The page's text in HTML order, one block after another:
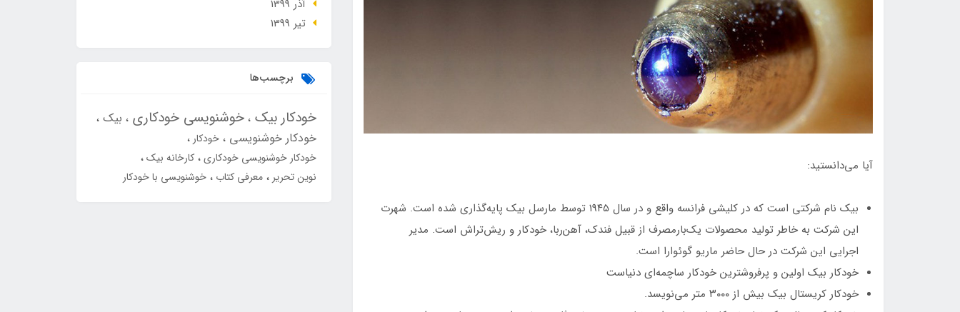
آیا می‌دانستید:
بیک نام شرکتی است که در کلیشی فرانسه واقع و در سال ۱۹۴۵ توسط مارسل بیک پایه‌گذاری شده است. شهرت
این شرکت به خاطر تولید محصولات یک‌بارمصرف از قبیل فندک، آهن‌ربا، خودکار و ریش‌تراش است. مدیر
اجرایی این شرکت در حال حاضر ماریو گوئوارا است.
خودکار بیک اولین و پرفروشترین خودکار ساچمه‌ای دنیاست
خودکار کریستال بیک بیش از ۳۰۰۰ متر می‌نویسد.
آذر 1399
تير 1399
برچسب‌ها
خودکار بیک خوشنویسی خودکاری بیک
خودکار خوشنویسی خودکار
خودکار خوشنویسی خودکاری کارخانه بیک
نوین تحریر معرفی کتاب خوشنویسی با خودکار